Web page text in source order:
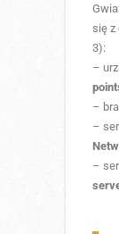
się z
3):
–
–
–
–